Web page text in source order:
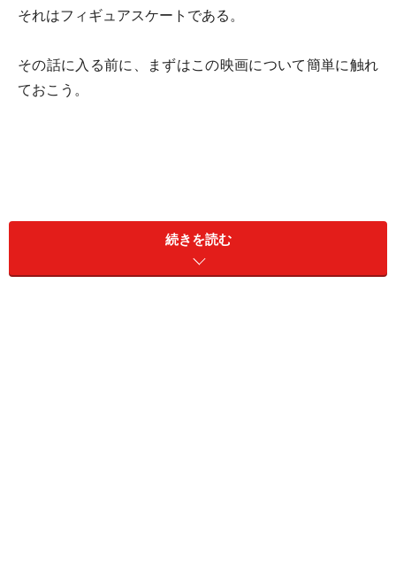
それはフィギュアスケートである。
その話に入る前に、まずはこの映画について簡単に触れ
ておこう。
続きを読む